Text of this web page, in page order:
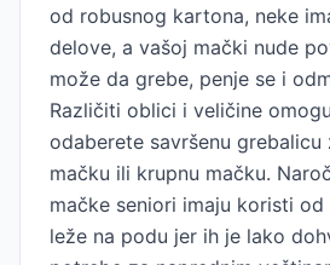
od robusnog kartona, neke
delove, a vašoj mački nude
može da grebe, penje se i
Različiti oblici i veličine
odaberete savršenu grebalicu
mačku ili krupnu mačku.
mačke seniori imaju koristi
leže na podu jer ih je lako